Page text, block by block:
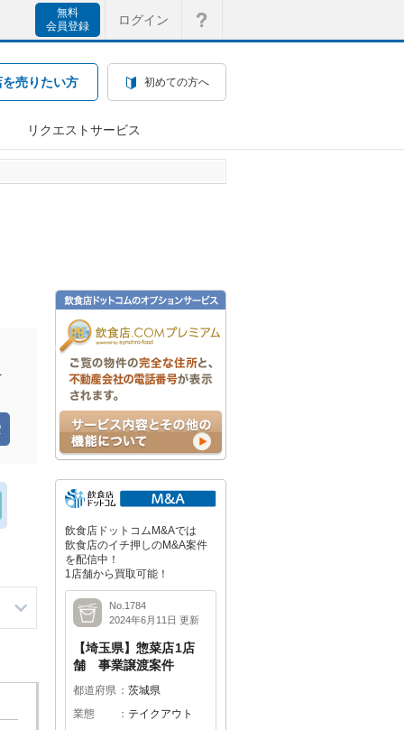
無料
会員登録
ログイン
を売りたい方 初めての方へ
リクエストサービス
飲食店ドットコムM&Aでは
飲食店のイチ押しのM&A案件
を配信中！
1店舗から買取可能！
No.1784
2024年6月11日 更新
【埼玉県】惣菜店1店
舗 事業譲渡案件
都道府県
茨城県
業態
テイクアウト